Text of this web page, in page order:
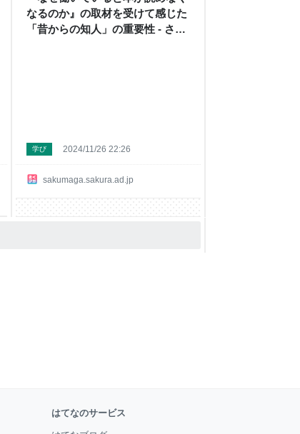
なるのか』の取材を受けて感じた
「昔からの知人」の重要性 - さく
sakumaga.sakura.ad.jp
学び 2024/11/26 22:26
はてなのサービス